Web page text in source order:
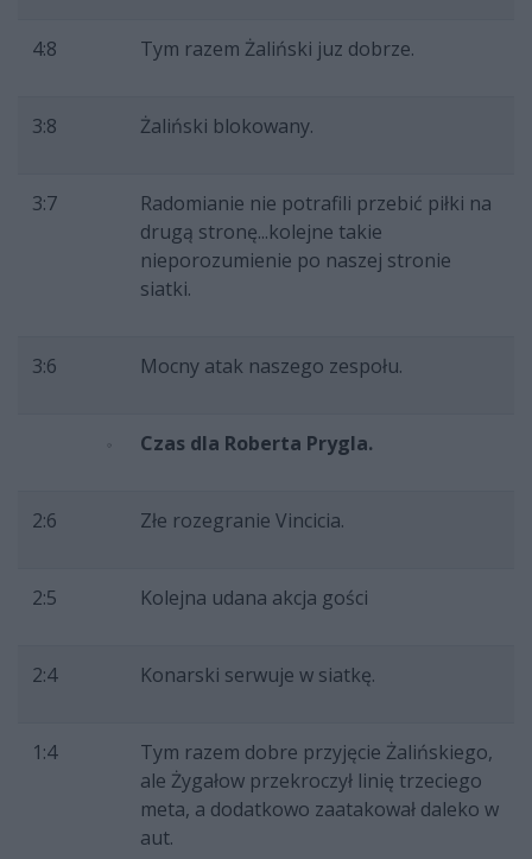
4:8 Tym razem Żaliński juz dobrze.
3:8 Żaliński blokowany.
3:7
Radomianie nie potrafili przebić piłki na
drugą stronę...kolejne takie
nieporozumienie po naszej stronie
siatki.
3:6 Mocny atak naszego zespołu.
Czas dla Roberta Prygla.
2:6 Złe rozegranie Vincicia.
2:5 Kolejna udana akcja gości
2:4 Konarski serwuje w siatkę.
1:4
Tym razem dobre przyjęcie Żalińskiego,
ale Żygałow przekroczył linię trzeciego
meta, a dodatkowo zaatakował daleko w
aut.